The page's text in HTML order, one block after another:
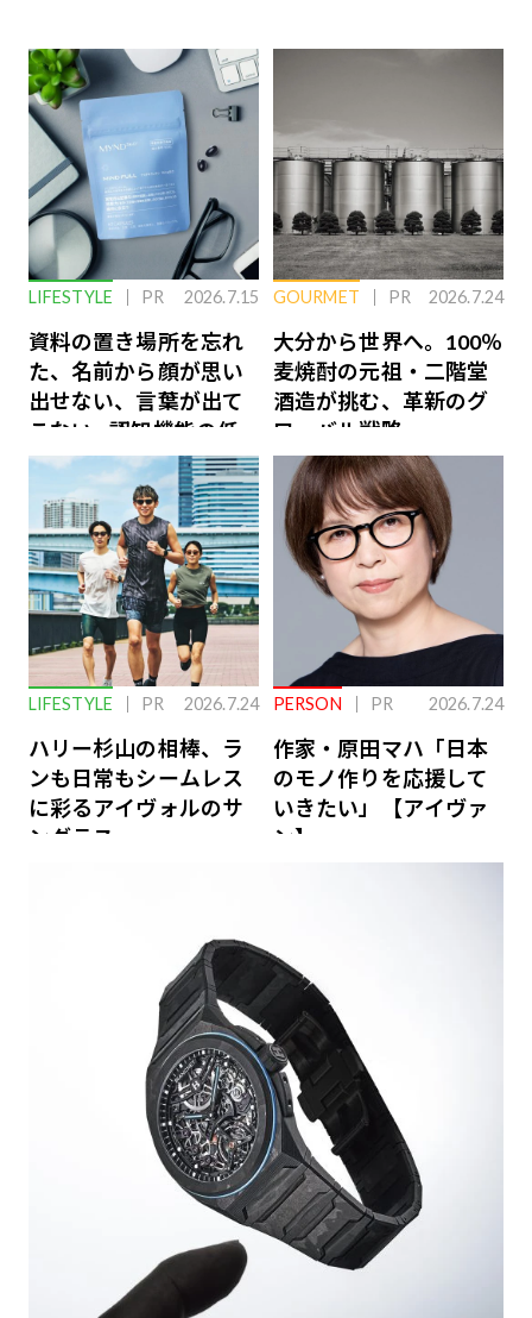
LIFESTYLE PR 2026.7.15
資料の置き場所を忘れ
た、名前から顔が思い
出せない、言葉が出て
こない…認知機能の低
下を救う、脳のインナ
ーケアとは
GOURMET PR 2026.7.24
大分から世界へ。100％
麦焼酎の元祖・二階堂
酒造が挑む、革新のグ
ローバル戦略
LIFESTYLE PR 2026.7.24
ハリー杉山の相棒、ラ
ンも日常もシームレス
に彩るアイヴォルのサ
ングラス
PERSON PR 2026.7.24
作家・原田マハ「日本
のモノ作りを応援して
いきたい」【アイヴァ
ン】